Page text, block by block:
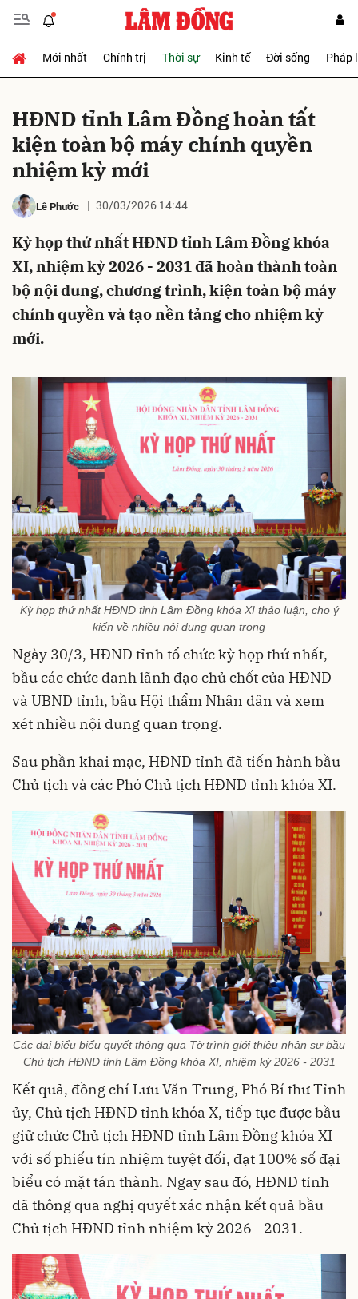
Mới nhất Chính trị Thời sự Kinh tế Đời sống Pháp
HĐND tỉnh Lâm Đồng hoàn tất
kiện toàn bộ máy chính quyền
nhiệm kỳ mới
Lê Phước 30/03/2026 14:44
Kỳ họp thứ nhất HĐND tỉnh Lâm Đồng khóa
XI, nhiệm kỳ 2026 - 2031 đã hoàn thành toàn
bộ nội dung, chương trình, kiện toàn bộ máy
chính quyền và tạo nền tảng cho nhiệm kỳ
mới.
Kỳ họp thứ nhất HĐND tỉnh Lâm Đồng khóa XI thảo luận, cho ý
kiến về nhiều nội dung quan trọng
Ngày 30/3, HĐND tỉnh tổ chức kỳ họp thứ nhất,
bầu các chức danh lãnh đạo chủ chốt của HĐND
và UBND tỉnh, bầu Hội thẩm Nhân dân và xem
xét nhiều nội dung quan trọng.
Sau phần khai mạc, HĐND tỉnh đã tiến hành bầu
Chủ tịch và các Phó Chủ tịch HĐND tỉnh khóa XI.
Các đại biểu biểu quyết thông qua Tờ trình giới thiệu nhân sự bầu
Chủ tịch HĐND tỉnh Lâm Đồng khóa XI, nhiệm kỳ 2026 - 2031
Kết quả, đồng chí Lưu Văn Trung, Phó Bí thư Tỉnh
ủy, Chủ tịch HĐND tỉnh khóa X, tiếp tục được bầu
giữ chức Chủ tịch HĐND tỉnh Lâm Đồng khóa XI
với số phiếu tín nhiệm tuyệt đối, đạt 100% số đại
biểu có mặt tán thành. Ngay sau đó, HĐND tỉnh
đã thông qua nghị quyết xác nhận kết quả bầu
Chủ tịch HĐND tỉnh nhiệm kỳ 2026 - 2031.
Gửi bình luận
Hủy Gửi